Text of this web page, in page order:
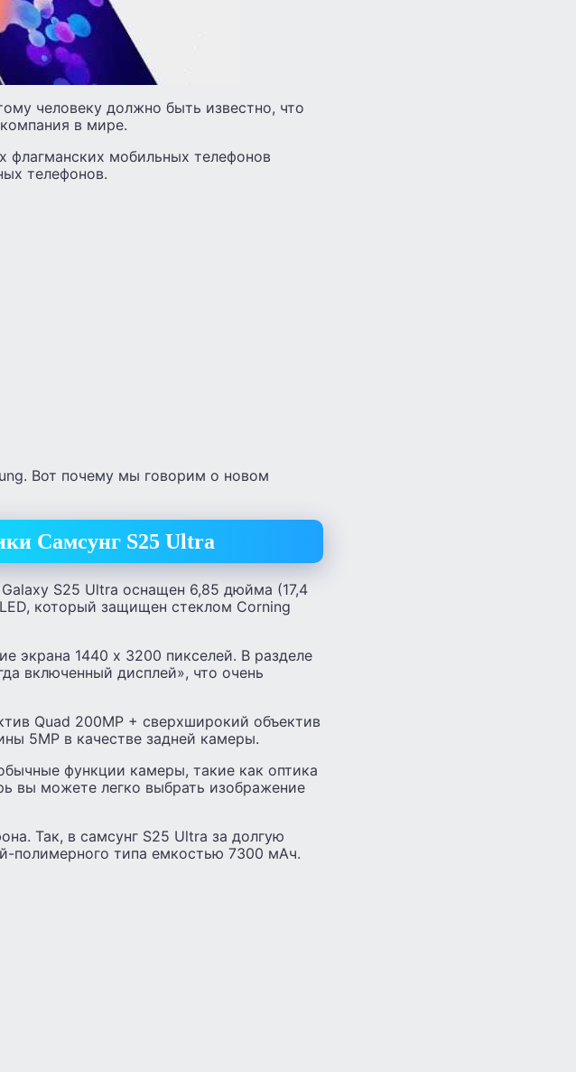
человеку должно быть известно, что
в мире.
мобильных телефонов
телефонов.
Вот почему мы говорим о новом
Самсунг S25 Ultra
S25 Ultra оснащен 6,85 дюйма (17,4
который защищен стеклом Corning
экрана 1440 x 3200 пикселей. В разделе
включенный дисплей», что очень
Quad 200MP + сверхширокий объектив
5MP в качестве задней камеры.
функции камеры, такие как оптика
вы можете легко выбрать изображение
Так, в самсунг S25 Ultra за долгую
полимерного типа емкостью 7300 мАч.